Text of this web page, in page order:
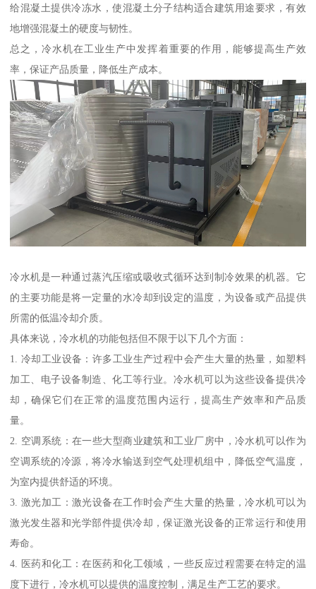
给混凝土提供冷冻水，使混凝土分子结构适合建筑用途要求，有效
地增强混凝土的硬度与韧性。
总之，冷水机在工业生产中发挥着重要的作用，能够提高生产效
率，保证产品质量，降低生产成本。
冷水机是一种通过蒸汽压缩或吸收式循环达到制冷效果的机器。它
的主要功能是将一定量的水冷却到设定的温度，为设备或产品提供
所需的低温冷却介质。
具体来说，冷水机的功能包括但不限于以下几个方面：
1. 冷却工业设备：许多工业生产过程中会产生大量的热量，如塑料
加工、电子设备制造、化工等行业。冷水机可以为这些设备提供冷
却，确保它们在正常的温度范围内运行，提高生产效率和产品质
量。
2. 空调系统：在一些大型商业建筑和工业厂房中，冷水机可以作为
空调系统的冷源，将冷水输送到空气处理机组中，降低空气温度，
为室内提供舒适的环境。
3. 激光加工：激光设备在工作时会产生大量的热量，冷水机可以为
激光发生器和光学部件提供冷却，保证激光设备的正常运行和使用
寿命。
4. 医药和化工：在医药和化工领域，一些反应过程需要在特定的温
度下进行，冷水机可以提供的温度控制，满足生产工艺的要求。